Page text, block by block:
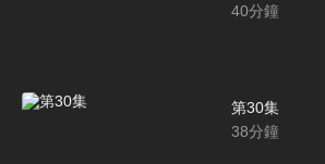
40分鐘
第30集
38分鐘